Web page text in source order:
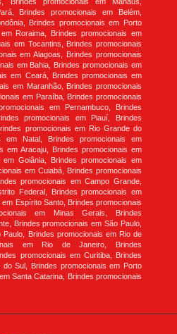
Brindes promocionais em Belém,
Brindes promocionais em Porto
Roraima, Brindes promocionais em
em Tocantins, Brindes promocionais
em Alagoas, Brindes promocionais
em Bahia, Brindes promocionais em
em Ceará, Brindes promocionais em
em Maranhão, Brindes promocionais
em Paraíba, Brindes promocionais
em Pernambuco, Brindes
promocionais em Piauí, Brindes
promocionais em Rio Grande do
em Natal, Brindes promocionais em
em Aracaju, Brindes promocionais em
Goiânia, Brindes promocionais em
em Cuiabá, Brindes promocionais
promocionais em Campo Grande,
Federal, Brindes promocionais em
Espírito Santo, Brindes promocionais
em Minas Gerais, Brindes
Brindes promocionais em São Paulo,
Paulo, Brindes promocionais em Rio de
em Rio de Janeiro, Brindes
promocionais em Curitiba, Brindes
Sul, Brindes promocionais em Porto
Santa Catarina, Brindes promocionais